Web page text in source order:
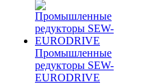
Промышленные
редукторы SEW-
EURODRIVE